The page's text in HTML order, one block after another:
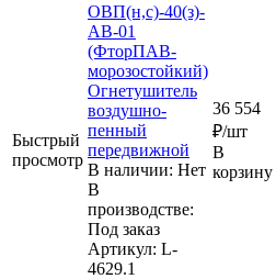
Быстрый
просмотр
ОВП(н,с)-40(з)-
АВ-01
(ФторПАВ-
морозостойкий)
Огнетушитель
воздушно-
пенный
передвижной
В наличии: Нет
В
производстве:
Под заказ
Артикул: L-
4629.1
36 554
₽/шт
В
корзину